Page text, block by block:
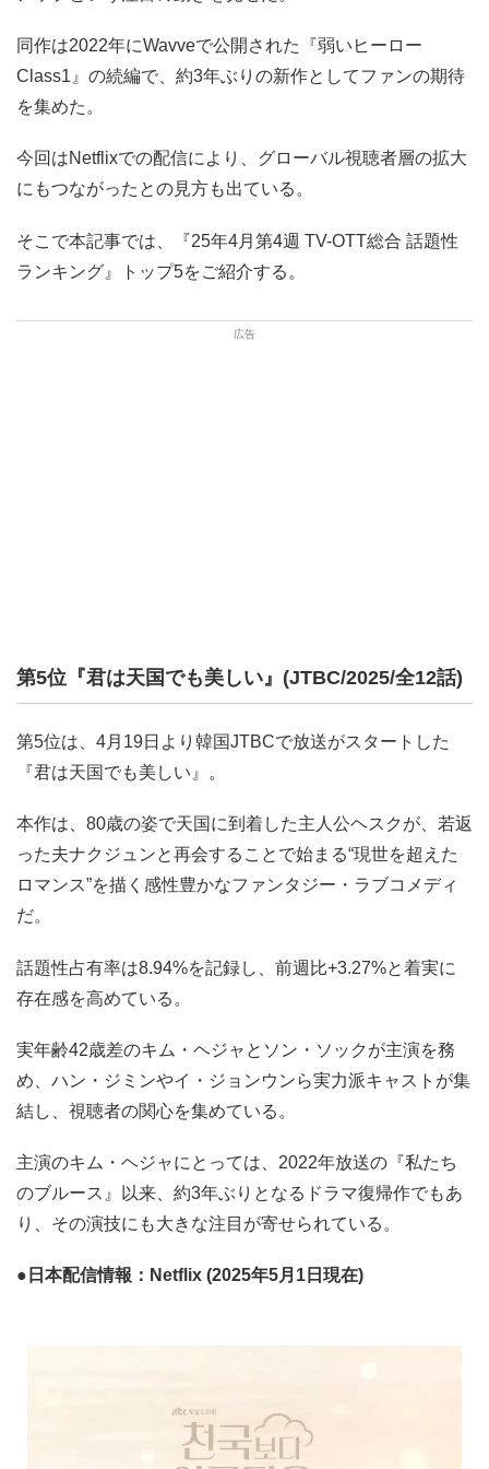
同作は2022年にWavveで公開された『弱いヒーロー
Class1』の続編で、約3年ぶりの新作としてファンの期待
を集めた。
今回はNetflixでの配信により、グローバル視聴者層の拡大
にもつながったとの見方も出ている。
そこで本記事では、『25年4月第4週 TV-OTT総合 話題性
ランキング』トップ5をご紹介する。
第5位『君は天国でも美しい』(JTBC/2025/全12話)
第5位は、4月19日より韓国JTBCで放送がスタートした
『君は天国でも美しい』。
本作は、80歳の姿で天国に到着した主人公ヘスクが、若返
った夫ナクジュンと再会することで始まる“現世を超えた
ロマンス”を描く感性豊かなファンタジー・ラブコメディ
だ。
話題性占有率は8.94%を記録し、前週比+3.27%と着実に
存在感を高めている。
実年齢42歳差のキム・ヘジャとソン・ソックが主演を務
め、ハン・ジミンやイ・ジョンウンら実力派キャストが集
結し、視聴者の関心を集めている。
主演のキム・ヘジャにとっては、2022年放送の『私たち
のブルース』以来、約3年ぶりとなるドラマ復帰作でもあ
り、その演技にも大きな注目が寄せられている。
●日本配信情報：Netflix (2025年5月1日現在)